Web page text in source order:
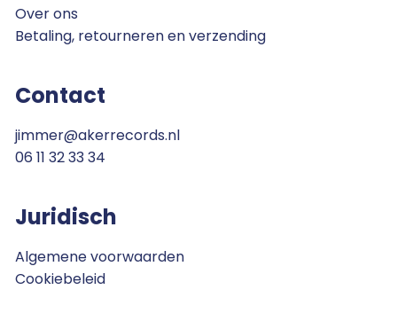
Over ons
Betaling, retourneren en verzending
Contact
jimmer@akerrecords.nl
06 11 32 33 34
Juridisch
Algemene voorwaarden
Cookiebeleid